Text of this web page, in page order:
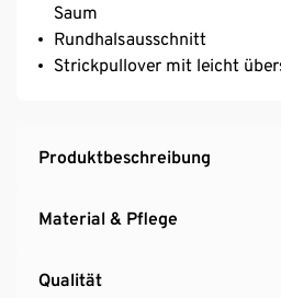
Saum
Rundhalsausschnitt
Strickpullover mit leicht
Produktbeschreibung
Material & Pflege
Qualität